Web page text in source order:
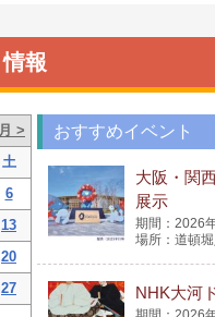
報
>
土
6
13
20
27
おすすめイベント
大阪・関
展示
2026
道頓
NHK大河